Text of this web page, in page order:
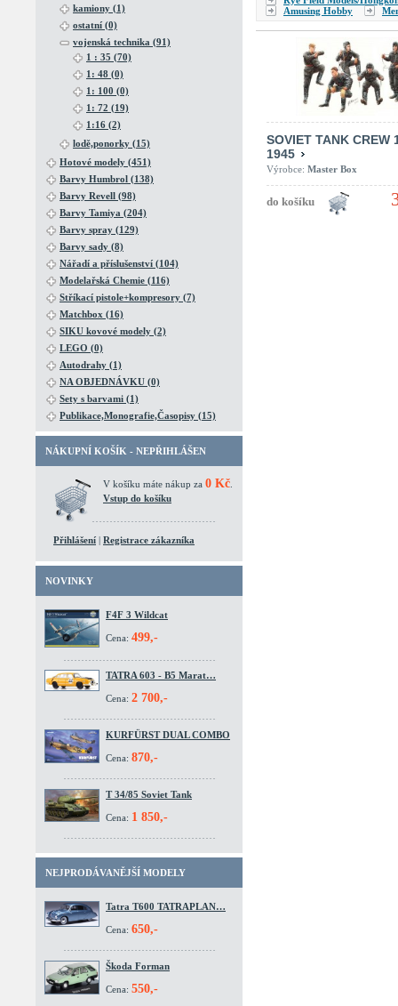
kamiony (1)
ostatní (0)
vojenská technika (91)
1 : 35 (70)
1: 48 (0)
1: 100 (0)
1: 72 (19)
1:16 (2)
lodě,ponorky (15)
Hotové modely (451)
Barvy Humbrol (138)
Barvy Revell (98)
Barvy Tamiya (204)
Barvy spray (129)
Barvy sady (8)
Nářadí a příslušenství (104)
Modelařská Chemie (116)
Stříkací pistole+kompresory (7)
Matchbox (16)
SIKU kovové modely (2)
LEGO (0)
Autodrahy (1)
NA OBJEDNÁVKU (0)
Sety s barvami (1)
Publikace,Monografie,Časopisy (15)
NÁKUPNÍ KOŠÍK - NEPŘIHLÁŠEN
V košíku máte nákup za 0 Kč
Vstup do košíku
Přihlášení | Registrace zákazníka
NOVINKY
F4F 3 Wildcat
Cena: 499,-
TATRA 603 - B5 Marat…
Cena: 2 700,-
KURFÜRST DUAL COMBO
Cena: 870,-
T 34/85 Soviet Tank
Cena: 1 850,-
NEJPRODÁVANĚJŠÍ MODELY
Tatra T600 TATRAPLAN…
Cena: 650,-
Škoda Forman
Cena: 550,-
Amusing Hobby
SOVIET TANK CREW
1945
Výrobce: Master Box